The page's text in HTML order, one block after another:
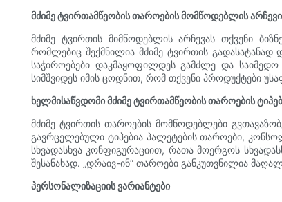
მძიმე ტვირთამწეობის თაროების მომწოდებლის
მძიმე ტვირთის მიმწოდებლის არჩევას თქვენი
რომლებიც შექმნილია მძიმე ტვირთის
საჭიროებები დაკმაყოფილდეს გამძლე და
სიმშვიდეს იმის ცოდნით, რომ თქვენი პროდუქტები
ხელმისაწვდომი მძიმე ტვირთამწეობის თაროების
მძიმე ტვირთის თაროების მომწოდებლები
გავრცელებული ტიპებია პალეტების თაროები,
სხვადასხვა კონფიგურაციით, რათა მოერგოს
შესანახად. „დრაივ-ინ“ თაროები განკუთვნილია
პერსონალიზაციის ვარიანტები